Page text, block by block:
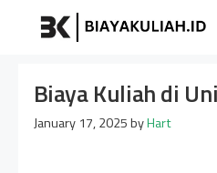
Biaya Kuliah di
January 17, 2025byHart